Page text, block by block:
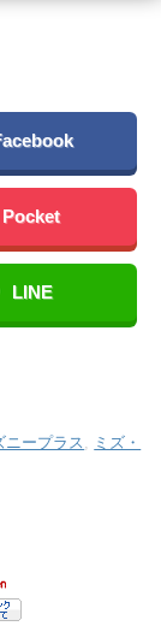
Pocket
LINE
ニープラス ミズ・